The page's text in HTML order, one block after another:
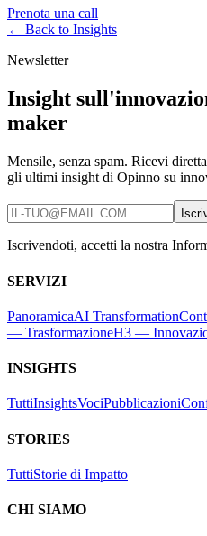
Prenota una call
← Back to Insights
Newsletter
Insight
maker
Mensile, senza spam. Ricevi
gli ultimi insight di Opinno su
Iscrivendoti, accetti la nostra
SERVIZI
PanoramicaAI Transformation
— TrasformazioneH3 —
INSIGHTS
TuttiInsightsVociPubblicazioni
STORIES
TuttiStorie di Impatto
CHI SIAMO